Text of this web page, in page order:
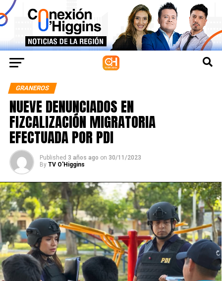
GRANEROS
NUEVE DENUNCIADOS EN
FIZCALIZACIÓN MIGRATORIA
EFECTUADA POR PDI
Published 3 años ago on 30/11/2023
By TV O'Higgins